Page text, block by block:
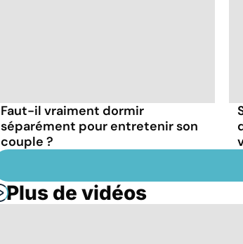
Faut-il vraiment dormir
séparément pour entretenir son
couple ?
Plus de vidéos